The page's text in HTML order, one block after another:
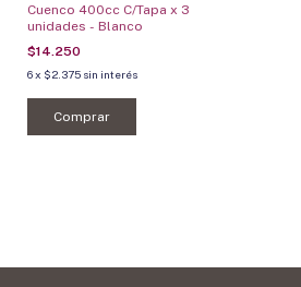
Cuenco 400cc C/Tapa x 3
unidades - Blanco
$14.250
6x $2.375 sin interés
Comprar